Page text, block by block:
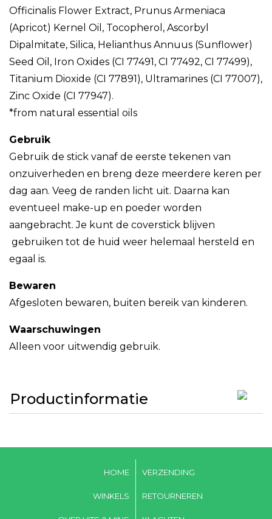
Officinalis Flower Extract, Prunus Armeniaca
(Apricot) Kernel Oil, Tocopherol, Ascorbyl
Dipalmitate, Silica, Helianthus Annuus (Sunflower)
Seed Oil, Iron Oxides (CI 77491, CI 77492, CI 77499),
Titanium Dioxide (CI 77891), Ultramarines (CI 77007),
Zinc Oxide (CI 77947).
*from natural essential oils
Gebruik
Gebruik de stick vanaf de eerste tekenen van
onzuiverheden en breng deze meerdere keren per
dag aan. Veeg de randen licht uit. Daarna kan
eventueel make-up en poeder worden
aangebracht. Je kunt de coverstick blijven
gebruiken tot de huid weer helemaal hersteld en
egaal is.
Bewaren
Afgesloten bewaren, buiten bereik van kinderen.
Waarschuwingen
Alleen voor uitwendig gebruik.
Productinformatie
HOME
WINKELS
VERZENDING
RETOURNEREN